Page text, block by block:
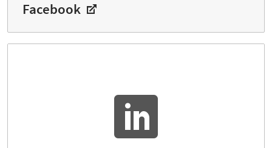
Facebook